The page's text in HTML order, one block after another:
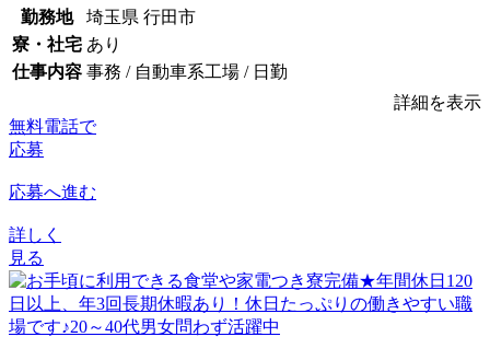
勤務地
埼玉県 行田市
寮・社宅 あり
仕事内容 事務 / 自動車系工場 / 日勤
詳細を表示
無料電話で
応募
応募へ進む
詳しく
見る